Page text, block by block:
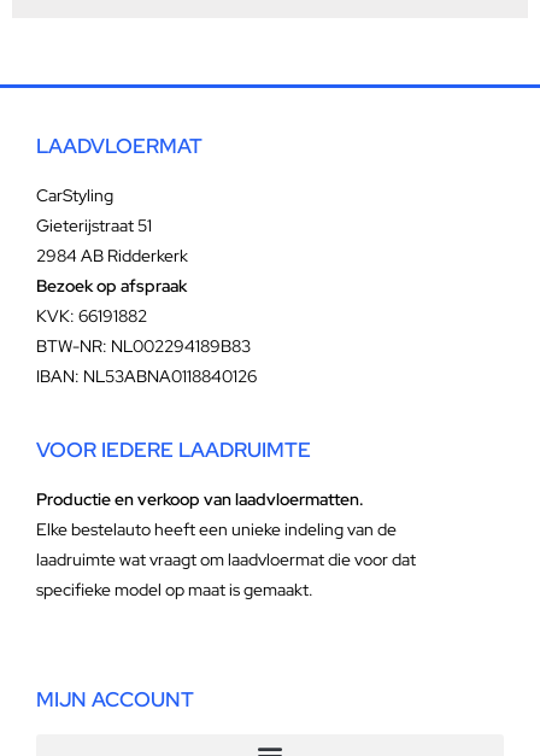
LAADVLOERMAT
CarStyling
Gieterijstraat 51
2984 AB Ridderkerk
Bezoek op afspraak
KVK: 66191882
BTW-NR: NL002294189B83
IBAN: NL53ABNA0118840126
VOOR IEDERE LAADRUIMTE
Productie en verkoop van laadvloermatten.
Elke bestelauto heeft een unieke indeling van de
laadruimte wat vraagt om laadvloermat die voor dat
specifieke model op maat is gemaakt.
MIJN ACCOUNT